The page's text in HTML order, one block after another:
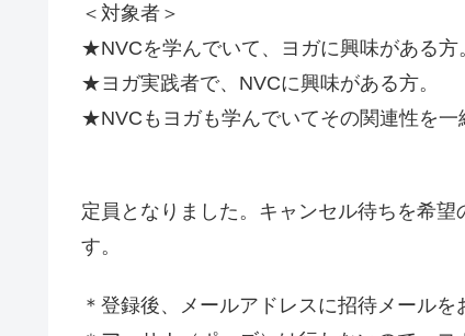
＜対象者＞
★NVCを学んでいて、ヨガに興味がある方
★ヨガ実践者で、NVCに興味がある方。
★NVCもヨガも学んでいてその関連性を一
定員となりました。キャンセル待ちを希
す。
＊登録後、メールアドレスに招待メールを